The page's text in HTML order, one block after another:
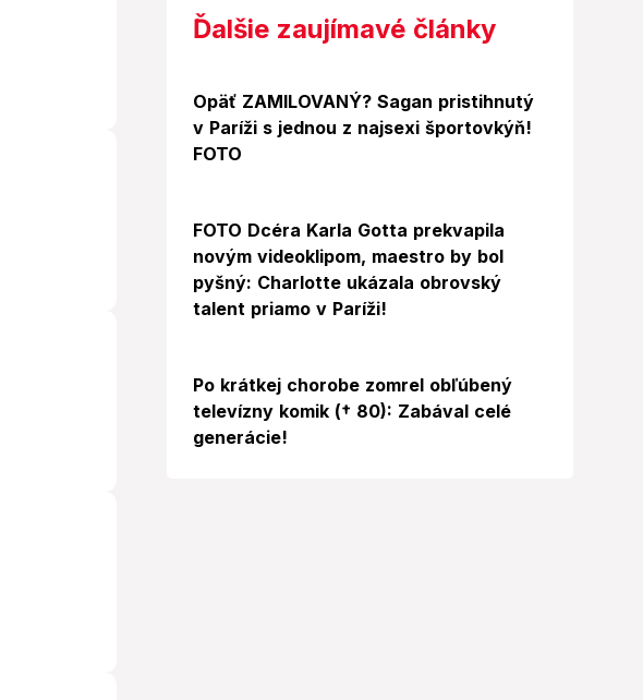
Ďalšie zaujímavé články
Foto
Opäť ZAMILOVANÝ? Sagan pristihnutý
v Paríži s jednou z najsexi športovkýň!
FOTO
FOTO Dcéra Karla Gotta prekvapila
novým videoklipom, maestro by bol
pyšný: Charlotte ukázala obrovský
talent priamo v Paríži!
Po krátkej chorobe zomrel obľúbený
televízny komik († 80): Zabával celé
generácie!